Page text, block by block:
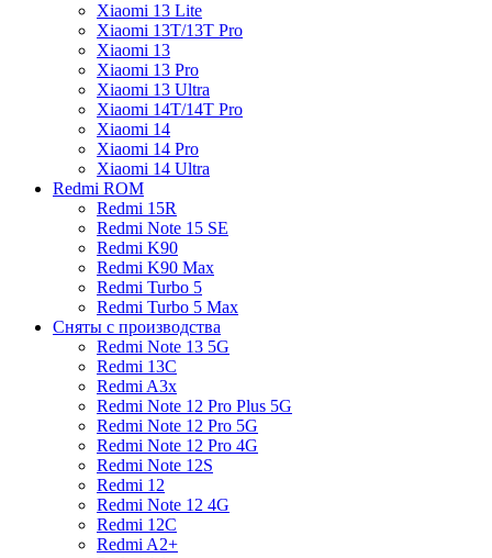
Xiaomi 13 Lite
Xiaomi 13T/13T Pro
Xiaomi 13
Xiaomi 13 Pro
Xiaomi 13 Ultra
Xiaomi 14T/14T Pro
Xiaomi 14
Xiaomi 14 Pro
Xiaomi 14 Ultra
Redmi ROM
Redmi 15R
Redmi Note 15 SE
Redmi K90
Redmi K90 Max
Redmi Turbo 5
Redmi Turbo 5 Max
Сняты с производства
Redmi Note 13 5G
Redmi 13C
Redmi A3x
Redmi Note 12 Pro Plus 5G
Redmi Note 12 Pro 5G
Redmi Note 12 Pro 4G
Redmi Note 12S
Redmi 12
Redmi Note 12 4G
Redmi 12C
Redmi A2+